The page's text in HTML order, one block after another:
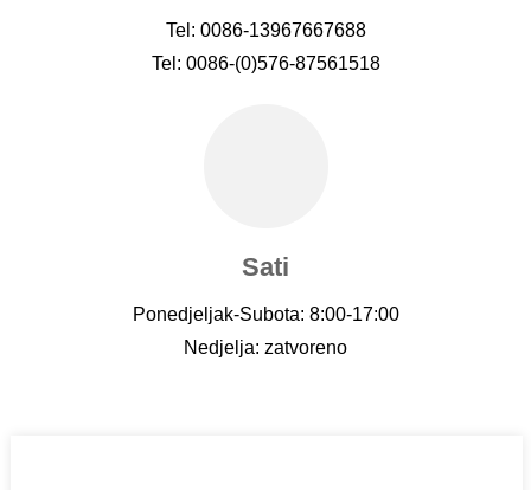
Tel: 0086-13967667688
Tel: 0086-(0)576-87561518
Sati
Ponedjeljak-Subota: 8:00-17:00
Nedjelja: zatvoreno